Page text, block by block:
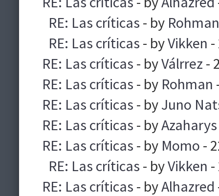
RE: Las críticas - by Rohman
RE: Las críticas - byVikken -
RE: Las críticas - byVálrrez -
RE: Las críticas - by Rohman
RE: Las críticas - byJuno
RE: Las críticas - byAzaharys
RE: Las críticas - by Momo -
RE: Las críticas - byVikken -
RE: Las críticas - byAlhazred